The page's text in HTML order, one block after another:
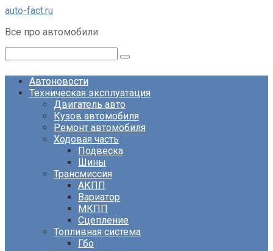
Перейти
контенту
auto-fact.ru
Все про автомобили
Автоновости
Техническая эксплуатация
Двигатель авто
Кузов автомобиля
Ремонт автомобиля
Ходовая часть
Подвеска
Шины
Трансмиссия
АКПП
Вариатор
МКПП
Сцепление
Топливная система
Гбо